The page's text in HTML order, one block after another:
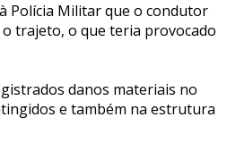
Polícia Militar que o condutor
trajeto, o que teria provocado
danos materiais no
e também na estrutura